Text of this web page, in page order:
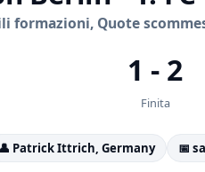
formazioni, Quote
1 - 2
Finita
👤 Patrick Ittrich, Germany 📅